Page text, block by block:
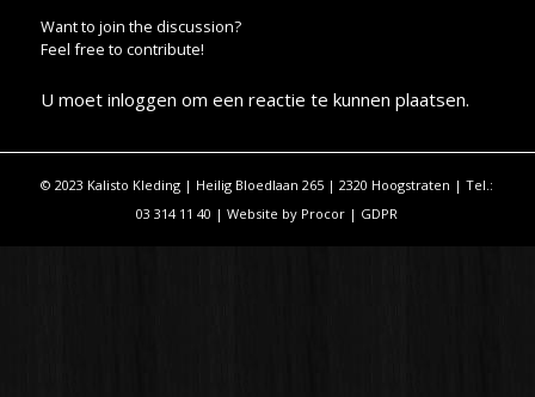
Want to join the discussion?
Feel free to contribute!
U moet inloggen om een reactie te kunnen plaatsen.
© 2023 Kalisto Kleding | Heilig Bloedlaan 265 | 2320 Hoogstraten | Tel.:
03 314 11 40 | Website by Procor | GDPR